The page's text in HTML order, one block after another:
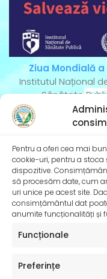
Pentru a oferi cea mai
cookie-uri, pentru a
dispozitive.
să procesăm date, cum
uri unice pe acest site.
consimțământul dat
anumite funcționalități și
Funcționale
Preferințe
Ziua Mondială
Institutul Național
Sănătate
InfoMama –